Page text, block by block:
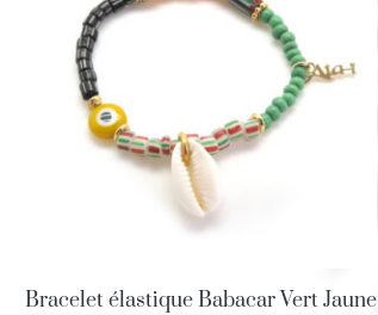
Bracelet élastique Babacar Vert Jaune